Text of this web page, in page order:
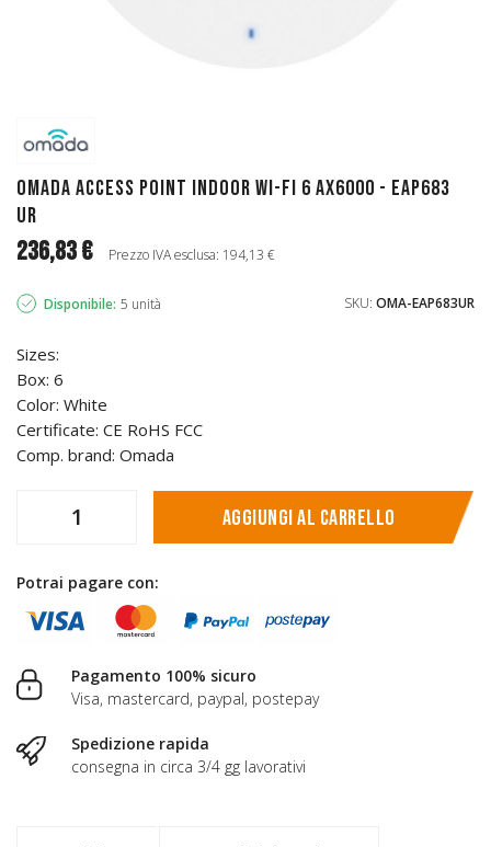
Omada Access Point Indoor Wi-Fi 6 AX6000 - EAP683
UR
236,83 € Prezzo IVA esclusa: 194,13 €
Disponibile: 5 unità SKU: OMA-EAP683UR
Sizes:
Box: 6
Color: White
Certificate: CE RoHS FCC
Comp. brand: Omada
Aggiungi al carrello
Potrai pagare con:
Pagamento 100% sicuro
Visa, mastercard, paypal, postepay
Spedizione rapida
consegna in circa 3/4 gg lavorativi